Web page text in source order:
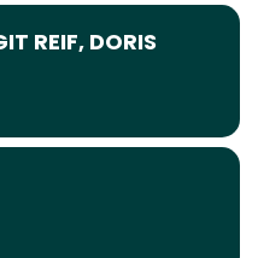
REIF, DORIS